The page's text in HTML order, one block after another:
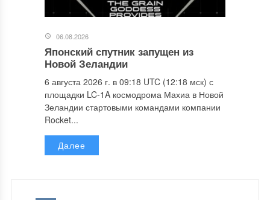
06.08.2026
Японский спутник запущен из
Новой Зеландии
6 августа 2026 г. в 09:18 UTC (12:18 мск) с
площадки LC-1A космодрома Махиа в Новой
Зеландии стартовыми командами компании
Rocket...
Далее